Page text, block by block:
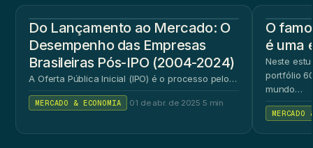
Do Lançamento ao Mercado: O
Desempenho das Empresas
Brasileiras Pós-IPO (2004-2024)
A Oferta Pública Inicial (IPO) é o processo pelo…
MERCADO & ECONOMIA 01 de abr. de 2025 5 min
O
é uma
Neste
portfólio
mundo…
MERCADO